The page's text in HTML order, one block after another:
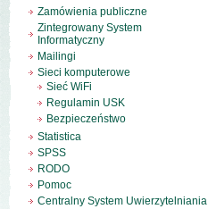
Zamówienia publiczne
Zintegrowany System
Informatyczny
Mailingi
Sieci komputerowe
Sieć WiFi
Regulamin USK
Bezpieczeństwo
Statistica
SPSS
RODO
Pomoc
Centralny System Uwierzytelniania